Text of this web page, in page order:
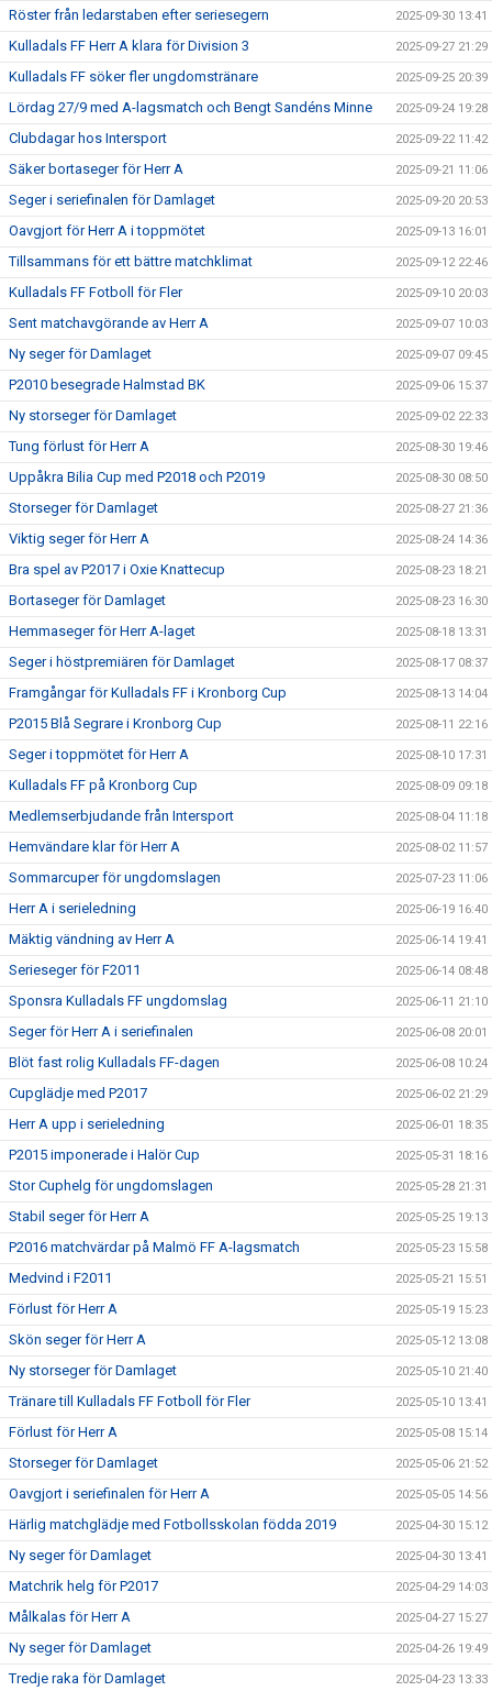
Röster från ledarstaben efter seriesegern 2025-09-30 13:41
Kulladals FF Herr A klara för Division 3 2025-09-27 21:29
Kulladals FF söker fler ungdomstränare 2025-09-25 20:39
Lördag 27/9 med A-lagsmatch och Bengt Sandéns Minne 2025-09-24 19:28
Clubdagar hos Intersport 2025-09-22 11:42
Säker bortaseger för Herr A 2025-09-21 11:06
Seger i seriefinalen för Damlaget 2025-09-20 20:53
Oavgjort för Herr A i toppmötet 2025-09-13 16:01
Tillsammans för ett bättre matchklimat 2025-09-12 22:46
Kulladals FF Fotboll för Fler 2025-09-10 20:03
Sent matchavgörande av Herr A 2025-09-07 10:03
Ny seger för Damlaget 2025-09-07 09:45
P2010 besegrade Halmstad BK 2025-09-06 15:37
Ny storseger för Damlaget 2025-09-02 22:33
Tung förlust för Herr A 2025-08-30 19:46
Uppåkra Bilia Cup med P2018 och P2019 2025-08-30 08:50
Storseger för Damlaget 2025-08-27 21:36
Viktig seger för Herr A 2025-08-24 14:36
Bra spel av P2017 i Oxie Knattecup 2025-08-23 18:21
Bortaseger för Damlaget 2025-08-23 16:30
Hemmaseger för Herr A-laget 2025-08-18 13:31
Seger i höstpremiären för Damlaget 2025-08-17 08:37
Framgångar för Kulladals FF i Kronborg Cup 2025-08-13 14:04
P2015 Blå Segrare i Kronborg Cup 2025-08-11 22:16
Seger i toppmötet för Herr A 2025-08-10 17:31
Kulladals FF på Kronborg Cup 2025-08-09 09:18
Medlemserbjudande från Intersport 2025-08-04 11:18
Hemvändare klar för Herr A 2025-08-02 11:57
Sommarcuper för ungdomslagen 2025-07-23 11:06
Herr A i serieledning 2025-06-19 16:40
Mäktig vändning av Herr A 2025-06-14 19:41
Serieseger för F2011 2025-06-14 08:48
Sponsra Kulladals FF ungdomslag 2025-06-11 21:10
Seger för Herr A i seriefinalen 2025-06-08 20:01
Blöt fast rolig Kulladals FF-dagen 2025-06-08 10:24
Cupglädje med P2017 2025-06-02 21:29
Herr A upp i serieledning 2025-06-01 18:35
P2015 imponerade i Halör Cup 2025-05-31 18:16
Stor Cuphelg för ungdomslagen 2025-05-28 21:31
Stabil seger för Herr A 2025-05-25 19:13
P2016 matchvärdar på Malmö FF A-lagsmatch 2025-05-23 15:58
Medvind i F2011 2025-05-21 15:51
Förlust för Herr A 2025-05-19 15:23
Skön seger för Herr A 2025-05-12 13:08
Ny storseger för Damlaget 2025-05-10 21:40
Tränare till Kulladals FF Fotboll för Fler 2025-05-10 13:41
Förlust för Herr A 2025-05-08 15:14
Storseger för Damlaget 2025-05-06 21:52
Oavgjort i seriefinalen för Herr A 2025-05-05 14:56
Härlig matchglädje med Fotbollsskolan födda 2019 2025-04-30 15:12
Ny seger för Damlaget 2025-04-30 13:41
Matchrik helg för P2017 2025-04-29 14:03
Målkalas för Herr A 2025-04-27 15:27
Ny seger för Damlaget 2025-04-26 19:49
Tredje raka för Damlaget 2025-04-23 13:33